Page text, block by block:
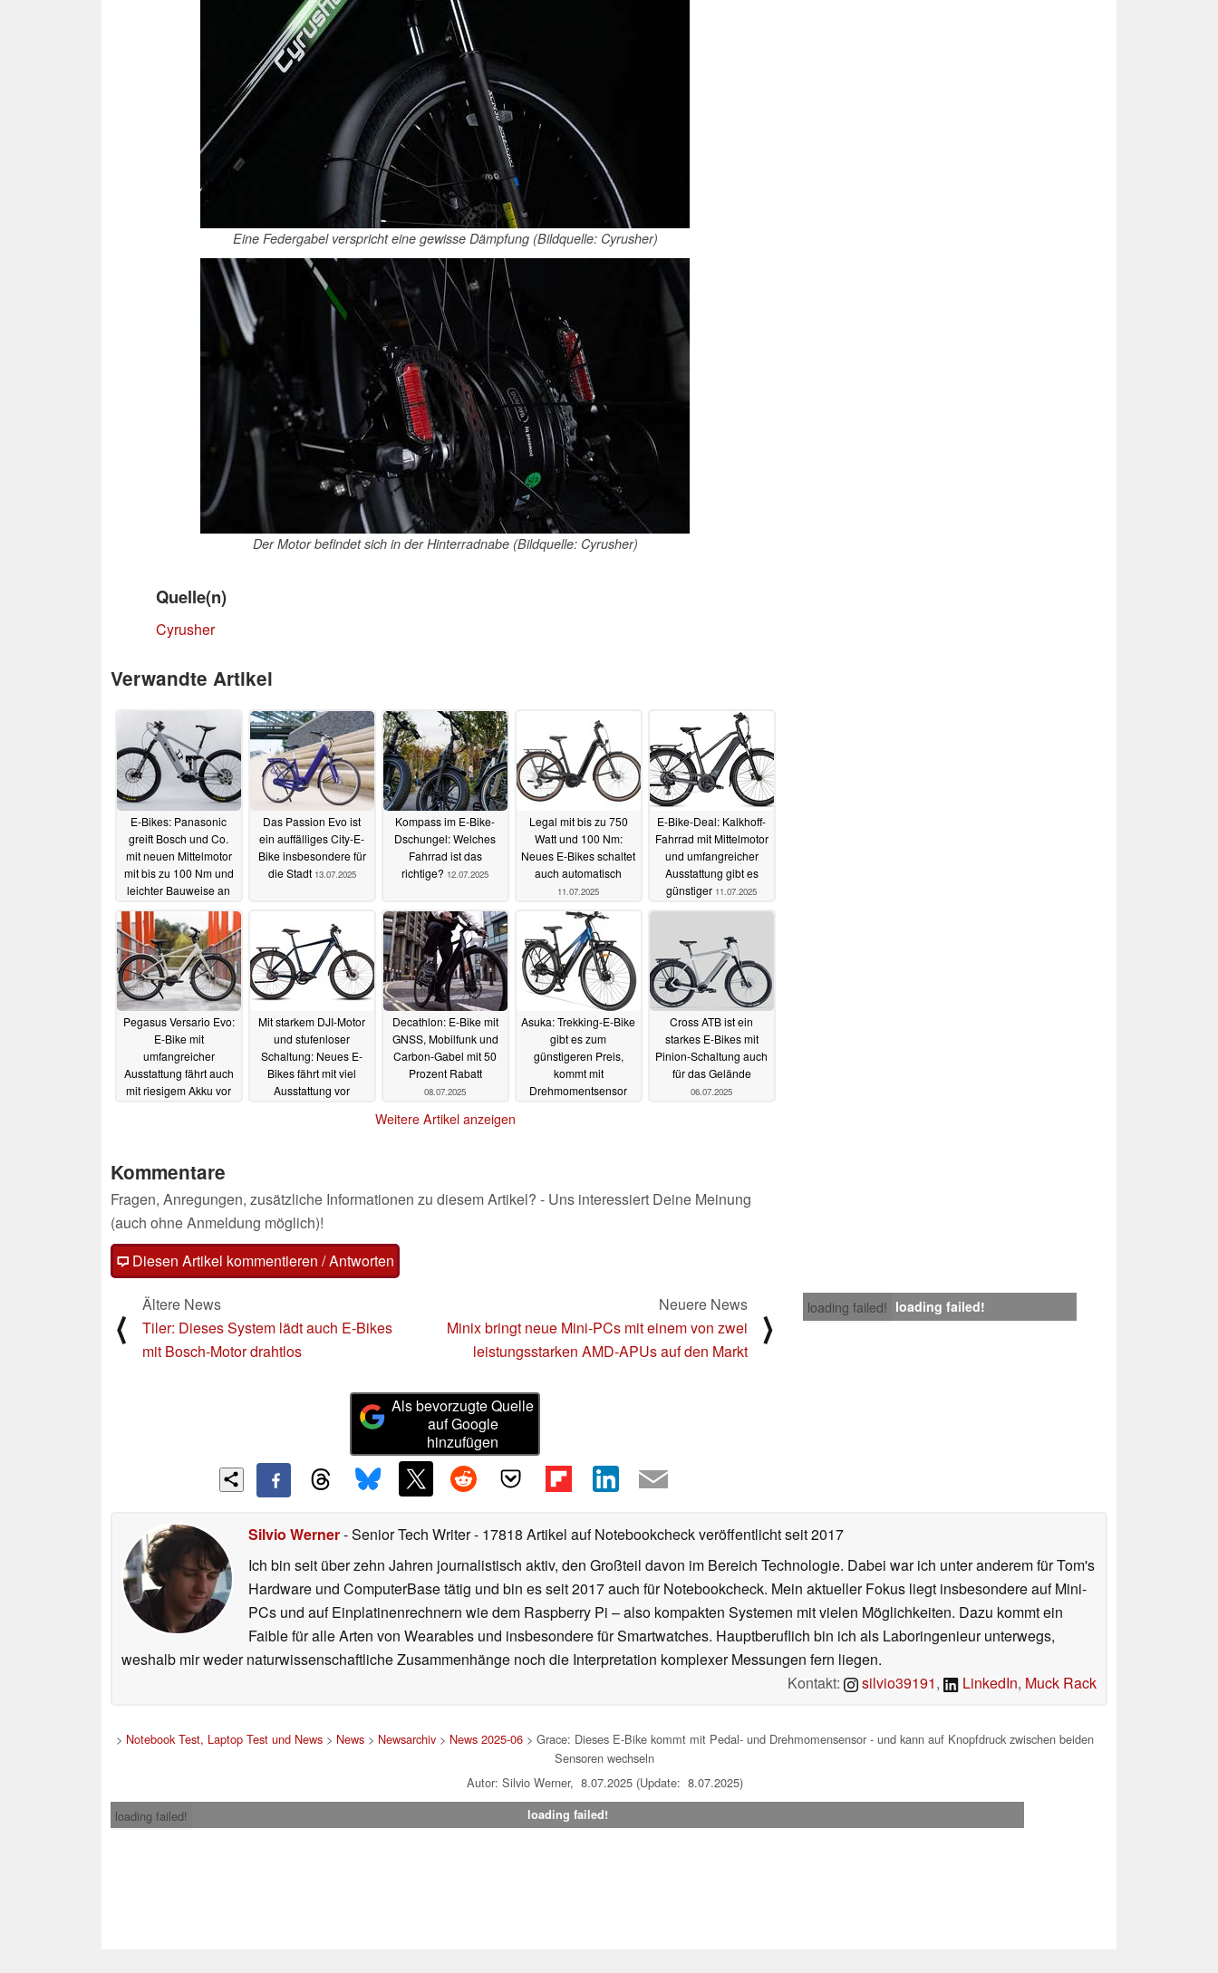
Eine Federgabel verspricht eine gewisse Dämpfung (Bildquelle: Cyrusher)
Der Motor befindet sich in der Hinterradnabe (Bildquelle: Cyrusher)
Quelle(n)
Cyrusher
Verwandte Artikel
E-Bikes: Panasonic
greift Bosch und Co.
mit neuen Mittelmotor
mit bis zu 100 Nm und
leichter Bauweise an
Das Passion Evo ist
ein auffälliges City-E-
Bike insbesondere für
die Stadt 13.07.2025
Kompass im E-Bike-
Dschungel: Welches
Fahrrad ist das
richtige? 12.07.2025
Legal mit bis zu 750
Watt und 100 Nm:
Neues E-Bikes schaltet
auch automatisch
11.07.2025
E-Bike-Deal: Kalkhoff-
Fahrrad mit Mittelmotor
und umfangreicher
Ausstattung gibt es
günstiger 11.07.2025
Pegasus Versario Evo:
E-Bike mit
umfangreicher
Ausstattung fährt auch
mit riesigem Akku vor
Mit starkem DJI-Motor
und stufenloser
Schaltung: Neues E-
Bikes fährt mit viel
Ausstattung vor
Decathlon: E-Bike mit
GNSS, Mobilfunk und
Carbon-Gabel mit 50
Prozent Rabatt
08.07.2025
Asuka: Trekking-E-Bike
gibt es zum
günstigeren Preis,
kommt mit
Drehmomentsensor
Cross ATB ist ein
starkes E-Bikes mit
Pinion-Schaltung auch
für das Gelände
06.07.2025
Weitere Artikel anzeigen
Kommentare
Fragen, Anregungen, zusätzliche Informationen zu diesem Artikel? - Uns interessiert Deine Meinung
(auch ohne Anmeldung möglich)!
Diesen Artikel kommentieren / Antworten
loading failed! loading failed!
⟨
Ältere News
Tiler: Dieses System lädt auch E-Bikes
mit Bosch-Motor drahtlos
Neuere News
Minix bringt neue Mini-PCs mit einem von zwei
leistungsstarken AMD-APUs auf den Markt
⟩
Als bevorzugte Quelle
auf Google
hinzufügen
Silvio Werner- Senior Tech Writer- 17818 Artikel auf Notebookcheck veröffentlichtseit 2017
Ich bin seit über zehn Jahren journalistisch aktiv, den Großteil davon im Bereich Technologie. Dabei war ich unter anderem für Tom's
Hardware und ComputerBase tätig und bin es seit 2017 auch für Notebookcheck. Mein aktueller Fokus liegt insbesondere auf Mini-
PCs und auf Einplatinenrechnern wie dem Raspberry Pi – also kompakten Systemen mit vielen Möglichkeiten. Dazu kommt ein
Faible für alle Arten von Wearables und insbesondere für Smartwatches. Hauptberuflich bin ich als Laboringenieur unterwegs,
weshalb mir weder naturwissenschaftliche Zusammenhänge noch die Interpretation komplexer Messungen fern liegen.
Kontakt:
silvio39191, LinkedIn, Muck Rack
> Notebook Test, Laptop Test und News> News> Newsarchiv> News 2025-06> Grace: Dieses E-Bike kommt mit Pedal- und Drehmomensensor - und kann auf Knopfdruck zwischen beiden
Sensoren wechseln
Autor: Silvio Werner, 8.07.2025 (Update: 8.07.2025)
loading failed!
loading failed!